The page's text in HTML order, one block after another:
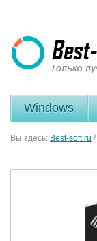
Windows
Вы здесь: Best-soft.ru /